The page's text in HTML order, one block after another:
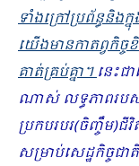
ទាំងក្រៅប្រព័ន្ធនិងក្
យើងមានកាតព្វកិ
គាត់គ្រប់គ្នា។នេះជ
ណាស់ លទ្ធភាពរបស់
ប្រកបរបរ(ចិញ្ចឹម)
សម្រាប់សេដ្ឋកិច្ចជ